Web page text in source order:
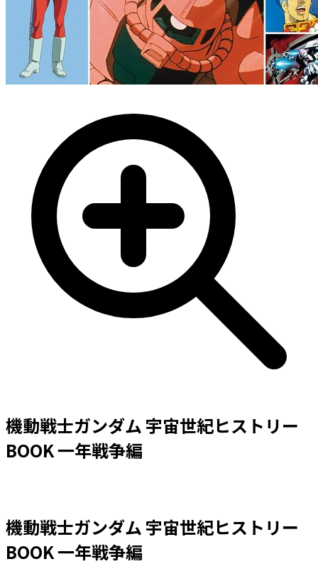
機動戦士ガンダム 宇宙世紀ヒストリー
BOOK 一年戦争編
機動戦士ガンダム 宇宙世紀ヒストリー
BOOK 一年戦争編